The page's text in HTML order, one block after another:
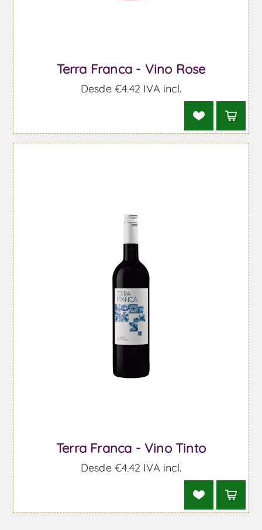
Terra Franca - Vino Rose
Desde €4,42 IVA incl.
Terra Franca - Vino Tinto
Desde €4,42 IVA incl.